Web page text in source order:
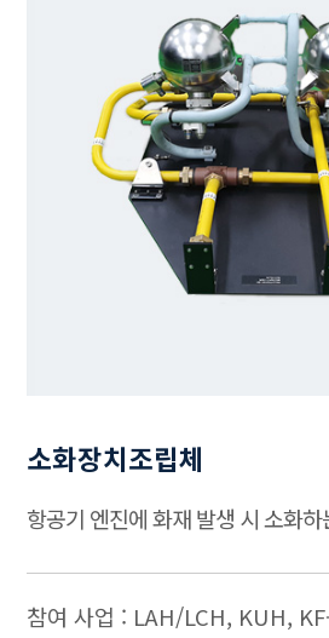
소화장치조립체
항공기 엔진에 화재 발생 시 소화
참여 사업 : LAH/LCH, KUH,